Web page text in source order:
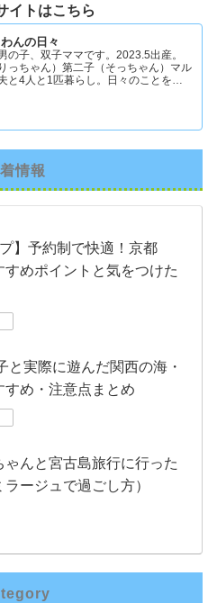
イトはこちら
んの日々
の子、双子ママです。2023.5出産。
っちゃん）第二子（そっちゃん）マル
と4人と1匹暮らし。日々のことを忘
情報
】予約制で快適！京都
すめポイントと気をつけた
と実際に遊んだ関西の海・
すめ・注意点まとめ
んと宮古島旅行に行った
ージュで過ごし方）